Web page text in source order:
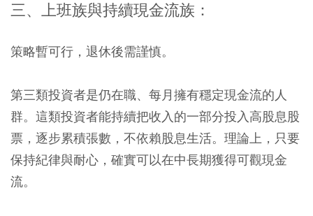
三、上班族與持續現金流族：
策略暫可行，退休後需謹慎。
第三類投資者是仍在職、每月擁有穩定現金流的人
群。這類投資者能持續把收入的一部分投入高股息股
票，逐步累積張數，不依賴股息生活。理論上，只要
保持紀律與耐心，確實可以在中長期獲得可觀現金
流。